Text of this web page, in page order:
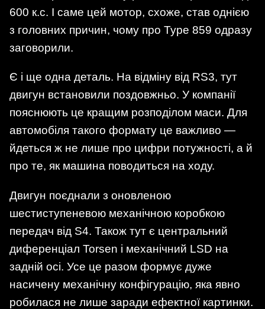
600 к.с. І саме цей мотор, схоже, став однією
з головних причин, чому про Type 859 одразу
заговорили.
Є і ще одна деталь. На відміну від RS3, тут
двигун встановили поздовжньо. У компанії
пояснюють це кращим розподілом маси. Для
автомобіля такого формату це важливо —
йдеться ж не лише про цифри потужності, а й
про те, як машина поводиться на ходу.
Двигун поєднали з оновленою
шестиступеневою механічною коробкою
передач від S4. Також тут є центральний
диференціал Torsen і механічний LSD на
задній осі. Усе це разом формує дуже
насичену механічну конфігурацію, яка явно
робилася не лише заради ефектної картинки.